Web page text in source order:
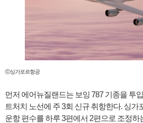
ⓒ싱가포르항공
먼저 에어뉴질랜드는 보잉 787 기종을 투
트처치 노선에 주 3회 신규 취항한다. 싱가
운항 편수를 하루 3편에서 2편으로 조정하